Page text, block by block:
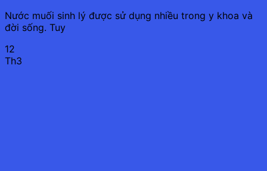
Nước muối sinh lý được sử dụng nhiều trong y khoa và
đời sống. Tuy
12
Th3